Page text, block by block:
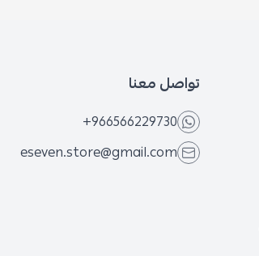
تواصل معنا
+966566229730
eseven.store@gmail.com